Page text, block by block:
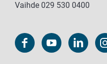
Vaihde 029 530 0400